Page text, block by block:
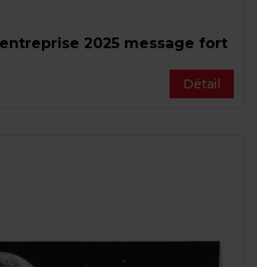
2025 message fort
Détail